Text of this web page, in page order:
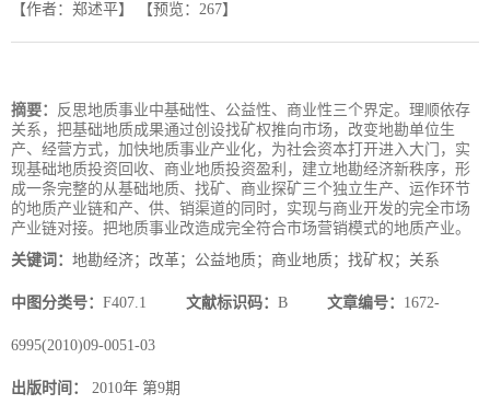
【作者：郑述平】 【预览： 267】
摘要： 反思地质事业中基础性、公益性、商业性三个界定。理顺依存
关系，把基础地质成果通过创设找矿权推向市场，改变地勘单位生
产、经营方式，加快地质事业产业化，为社会资本打开进入大门，实
现基础地质投资回收、商业地质投资盈利，建立地勘经济新秩序，形
成一条完整的从基础地质、找矿、商业探矿三个独立生产、运作环节
的地质产业链和产、供、销渠道的同时，实现与商业开发的完全市场
产业链对接。把地质事业改造成完全符合市场营销模式的地质产业。
关键词： 地勘经济；改革；公益地质；商业地质；找矿权；关系
中图分类号： F407.1 文献标识码： B 文章编号： 1672-
6995(2010)09-0051-03
出版时间： 2010年 第9期